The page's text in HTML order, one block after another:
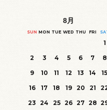
8月
SUN MON TUE WED THU FRI
1
2
3 4 5 6 7
8
9
10 11 12 13 14
15
16
17 18 19 20 21
23 24 25 26 27 28